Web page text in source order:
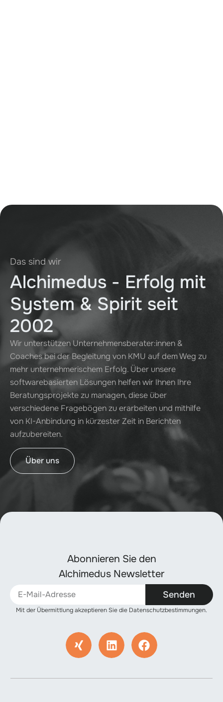
Das sind wir
Alchimedus - Erfolg mit
System & Spirit seit
2002
Wir unterstützen Unternehmensberater:innen &
Coaches bei der Begleitung von KMU auf dem Weg zu
mehr unternehmerischem Erfolg. Über unsere
softwarebasierten Lösungen helfen wir Ihnen Ihre
Beratungsprojekte zu managen, diese über
verschiedene Fragebögen zu erarbeiten und mithilfe
von KI-Anbindung in kürzester Zeit in Berichten
aufzubereiten.
Über uns
Abonnieren Sie den
Alchimedus Newsletter
Senden
Mit der Übermittlung akzeptieren Sie die Datenschutzbestimmungen.